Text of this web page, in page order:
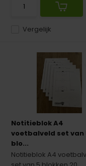
Vergelijk
Notitieblok A4
voetbalveld set van
blo...
Notitieblok A4